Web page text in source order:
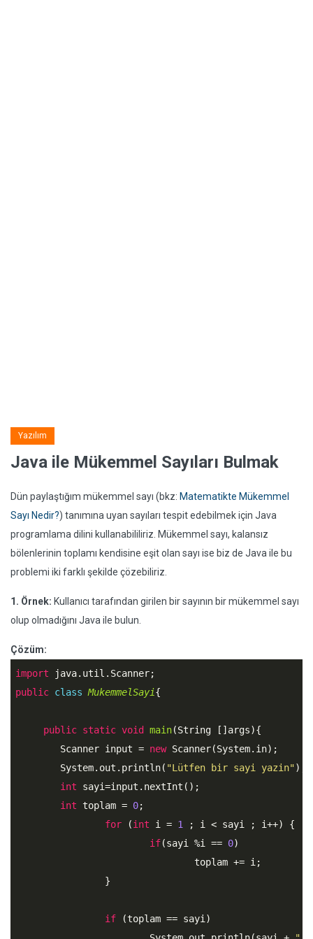
Yazılım
Java ile Mükemmel Sayıları Bulmak
Dün paylaştığım mükemmel sayı (bkz: Matematikte Mükemmel
Sayı Nedir?) tanımına uyan sayıları tespit edebilmek için Java
programlama dilini kullanabililiriz. Mükemmel sayı, kalansız
bölenlerinin toplamı kendisine eşit olan sayı ise biz de Java ile bu
problemi iki farklı şekilde çözebiliriz.
1. Örnek: Kullanıcı tarafından girilen bir sayının bir mükemmel sayı
olup olmadığını Java ile bulun.
Çözüm:
import
public class MukemmelSayi{
public static void main(String []args){
        Scanner input =
new Scanner(System.in);
        System.out.println(
"Lütfen bir sayi yazin");
int sayi=input.nextInt();
int toplam = 0;
for (int i = 1
; i < sayi ; i++) {
if(sayi %i == 0)
if (toplam == sayi)